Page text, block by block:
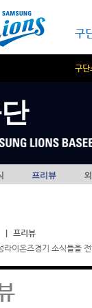
구
구단
프리뷰
프리뷰
라이온즈경기 소식들을